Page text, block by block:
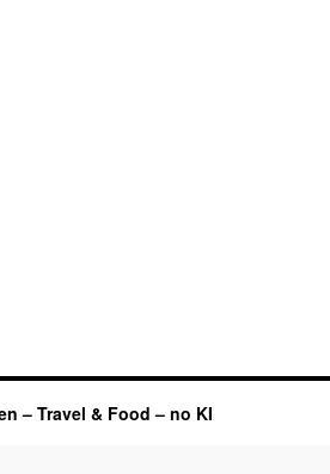
– Travel & Food – no KI